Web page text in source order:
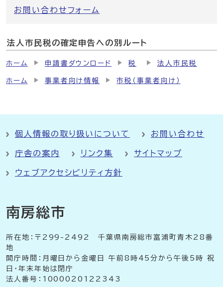
お問い合わせフォーム
法人市民税の確定申告への別ルート
ホーム 申請書ダウンロード 税 法人市民税
ホーム 事業者向け情報 市税（事業者向け）
個人情報の取り扱いについて お問い合わせ
庁舎の案内 リンク集 サイトマップ
ウェブアクセシビリティ方針
南房総市
所在地：〒299-2492 千葉県南房総市富浦町青木28番
地
開庁時間：月曜日から金曜日 午前8時45分から午後5時 祝
日・年末年始は閉庁
法人番号：1000020122343